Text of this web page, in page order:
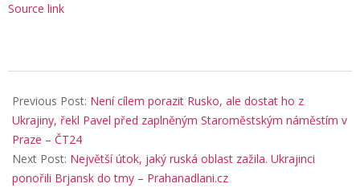
Source link
03-
24
Previous Post: Není cílem porazit Rusko, ale dostat ho z
Ukrajiny, řekl Pavel před zaplněným Staroměstským náměstím v
Praze – ČT24
Next Post: Největší útok, jaký ruská oblast zažila. Ukrajinci
ponořili Brjansk do tmy – Prahanadlani.cz